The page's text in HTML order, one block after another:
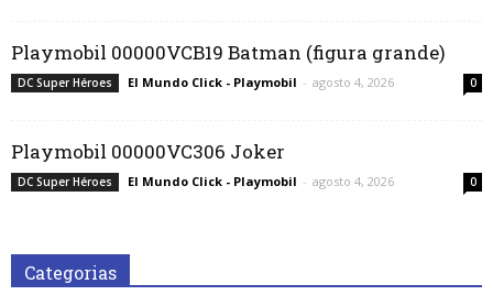
Playmobil 00000VCB19 Batman (figura grande)
DC Super Héroes El Mundo Click - Playmobil - agosto 4, 2026 0
Playmobil 00000VC306 Joker
DC Super Héroes El Mundo Click - Playmobil - agosto 4, 2026 0
Categorias